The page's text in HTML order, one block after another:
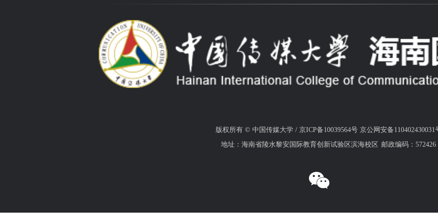
版权所有 © 中国传媒大学 / 京ICP备10039564号 京公网安备110402430031
地址：海南省陵水黎安国际教育创新试验区滨海校区 邮政编码：572426